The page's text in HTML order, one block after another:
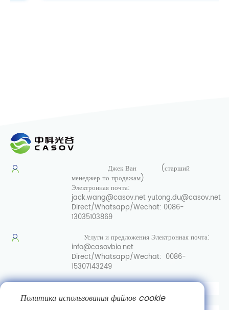
Джек Ван
(старший
менеджер по продажам)
Электронная почта:
jack.wang@casov.netyutong.du@casov.net
Direct/Whatsapp/Wechat: 0086-
13035103869
Услуги и предложенияЭлектронная почта:
info@casovbio.net
Direct/Whatsapp/Wechat: 0086-
15307143249
Политика использования файлов cookie